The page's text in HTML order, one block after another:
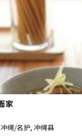
家
绳/名护, 冲绳县